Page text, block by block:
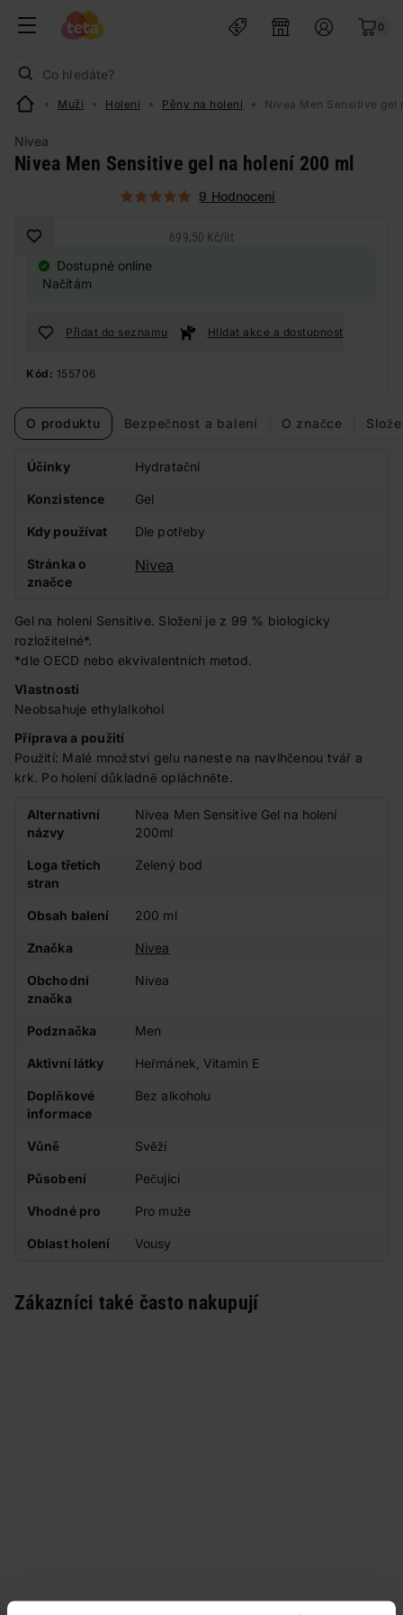
0
Muži Holení Pěny na holení Nivea Men Sensitive gel
Nivea
Nivea Men Sensitive gel na holení 200 ml
9 Hodnocení
699,50 Kč/ lit
Dostupné online
Načítám
Přidat do seznamu Hlídat akce a dostupnost
Kód: 155706
O produktu Bezpečnost a balení O značce
Účinky Hydratační
Konzistence Gel
Kdy používat Dle potřeby
Stránka o
značce
Nivea
Gel na holení Sensitive. Složení je z 99 % biologicky
rozložitelné*.
*dle OECD nebo ekvivalentních metod.
Vlastnosti
Neobsahuje ethylalkohol
Příprava a použití
Použití: Malé množství gelu naneste na navlhčenou tvář a
krk. Po holení důkladně opláchněte.
Alternativní
názvy
Nivea Men Sensitive Gel na holení
200ml
Loga třetích
stran
Zelený bod
Obsah balení 200 ml
Značka Nivea
Obchodní
značka
Nivea
Podznačka Men
Aktivní látky Heřmánek, Vitamin E
Doplňkové
informace
Bez alkoholu
Vůně Svěží
Působení Pečující
Vhodné pro Pro muže
Oblast holení Vousy
Zákazníci také často nakupují